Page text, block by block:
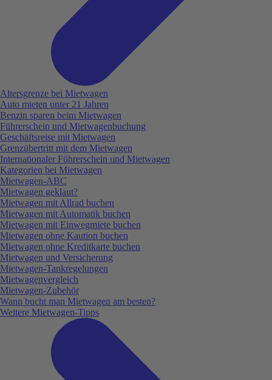
Altersgrenze bei Mietwagen
Auto mieten unter 21 Jahren
Benzin sparen beim Mietwagen
Führerschein und Mietwagenbuchung
Geschäftsreise mit Mietwagen
Grenzübertritt mit dem Mietwagen
Internationaler Führerschein und Mietwagen
Kategorien bei Mietwagen
Mietwagen-ABC
Mietwagen geklaut?
Mietwagen mit Allrad buchen
Mietwagen mit Automatik buchen
Mietwagen mit Einwegmiete buchen
Mietwagen ohne Kaution buchen
Mietwagen ohne Kreditkarte buchen
Mietwagen und Versicherung
Mietwagen-Tankregelungen
Mietwagenvergleich
Mietwagen-Zubehör
Wann bucht man Mietwagen am besten?
Weitere Mietwagen-Tipps